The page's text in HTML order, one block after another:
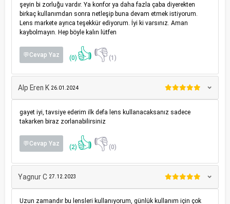
şeyin bi zorluğu vardır. Ya konfor ya daha fazla çaba diyerekten
birkaç kullanımdan sonra netleşip buna devam etmek istiyorum.
Lens markete ayrıca teşekkür ediyorum. İyi ki varsınız. Aman
kaybolmayın. Hep böyle kalın lütfen
💬Cevap Yaz (0) 👍👎(1)
Alp Eren K 26.01.2024
gayet iyi, tavsiye ederim ilk defa lens kullanacaksanız sadece
takarken biraz zorlanabilirsiniz
💬Cevap Yaz (2) 👍👎(0)
Yagnur C 27.12.2023
Uzun zamandır bu lensleri kullanıyorum, günlük kullanım için çok